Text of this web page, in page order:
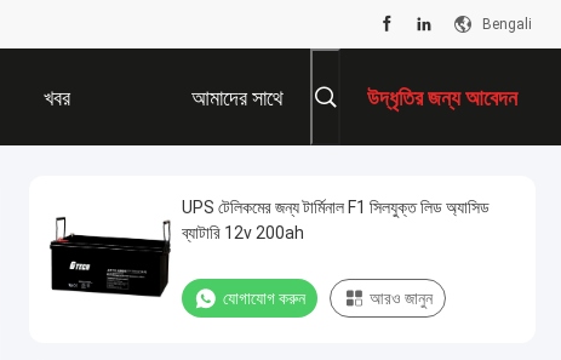
Bengali
খবর আমাদের সাথে
যোগাযোগ করুন
উদ্ধৃতির জন্য আবেদন
UPS টেলিকমের জন্য টার্মিনাল F1 সিলযুক্ত লিড অ্যাসিড
ব্যাটারি 12v 200ah
যোগাযোগ করুন আরও জানুন